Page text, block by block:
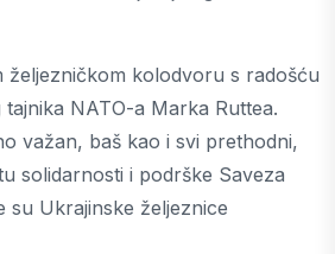
željezničkom kolodvoru s radošću
NATO-a Marka Ruttea.
važan, baš kao i svi prethodni,
solidarnosti i podrške Saveza
su Ukrajinske željeznice